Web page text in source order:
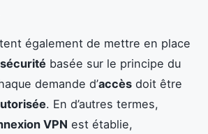
également de mettre en place
basée sur le principe du
demande d’accès doit être
. En d’autres termes,
VPN est établie,